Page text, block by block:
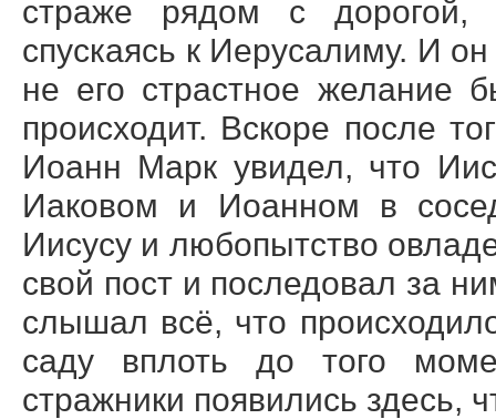
страже рядом с дорогой,
спускаясь к Иерусалиму. И
не его страстное желание
происходит. Вскоре после
Иоанн Марк увидел, что
Иаковом и Иоанном в
Иисусу и любопытство
свой пост и последовал за
слышал всё, что
саду вплоть до того
стражники появились здесь,